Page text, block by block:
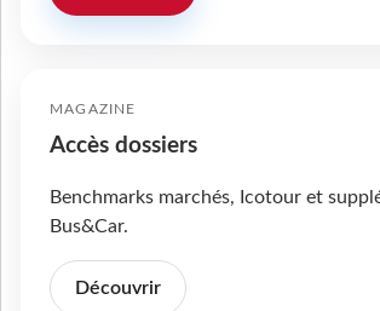
MAGAZINE
Accès dossiers
Benchmarks marchés, Icotour et
Bus&Car.
Découvrir